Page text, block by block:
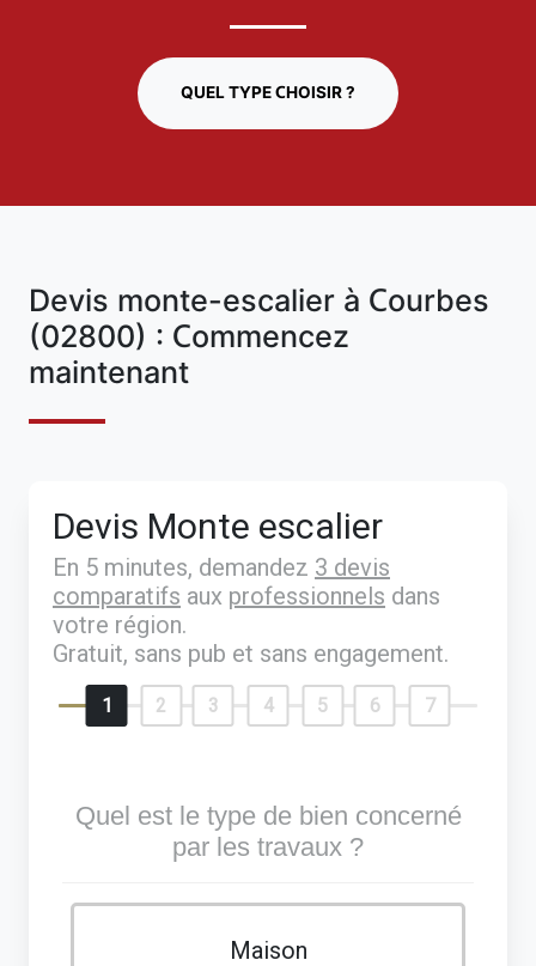
QUEL TYPE CHOISIR ?
Devis monte-escalier à Courbes
(02800) : Commencez
maintenant
Devis Monte escalier
En 5 minutes, demandez 3 devis
comparatifs aux professionnels dans
votre région.
Gratuit, sans pub et sans engagement.
1 2 3 4 5 6 7
Quel est le type de bien concerné
par les travaux ?
Maison